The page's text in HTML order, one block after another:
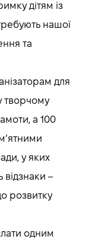
дітям із
нашої
та
для
творчому
а 100
у яких
–
розвитку
одним